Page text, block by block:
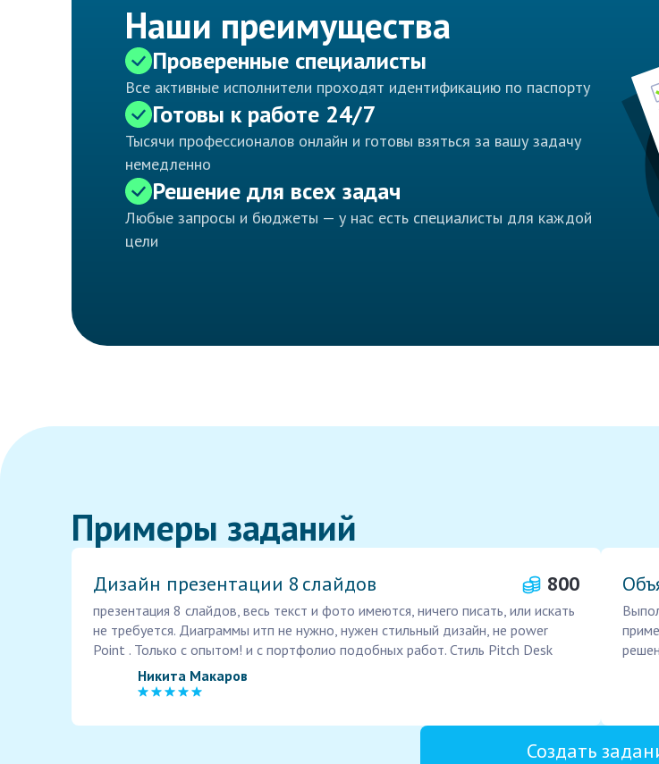
Наши преимущества
Проверенные специалисты
Все активные исполнители проходят идентификацию по паспорту
Готовы к работе 24/7
Тысячи профессионалов онлайн и готовы взяться за вашу задачу
немедленно
Решение для всех задач
Любые запросы и бюджеты — у нас есть специалисты для каждой
цели
Примеры заданий
Дизайн презентации 8 слайдов 800
презентация 8 слайдов, весь текст и фото имеются, ничего писать, или искать
не требуется. Диаграммы итп не нужно, нужен стильный дизайн, не power
Point . Только с опытом! и с портфолио подобных работ. Стиль Pitch Desk
Никита Макаров
Создать